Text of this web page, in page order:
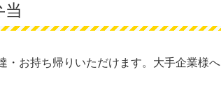
当
お持ち帰りいただけます。大手企業様へ